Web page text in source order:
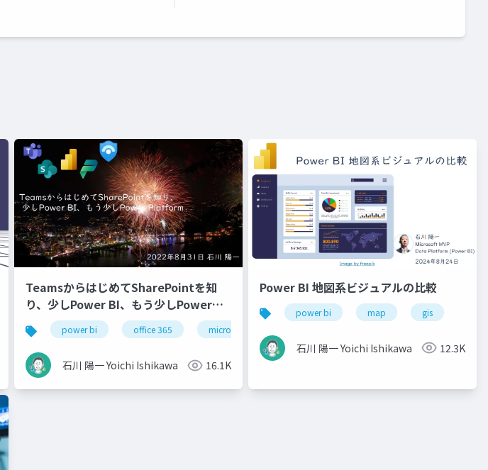
365 excel m365vm power platform
TeamsからはじめてSharePointを知
り、少しPower BI、もう少しPower
Platformpower bi office 365 microsoft 365
石川 陽一 Yoichi Ishikawa 16.1K
Power BI 地図系ビジュアルの比較
power bi map gis
石川 陽一 Yoichi Ishikawa 12.3K